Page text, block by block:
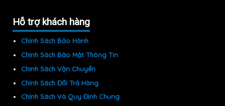
Hỗ trợ khách hàng
Chính Sách Bảo Hành
Chính Sách Bảo Mật Thông Tin
Chính Sách Vận Chuyển
Chính Sách Đổi Trả Hàng
Chính Sách Và Quy Định Chung